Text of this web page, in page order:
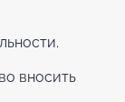
вносить